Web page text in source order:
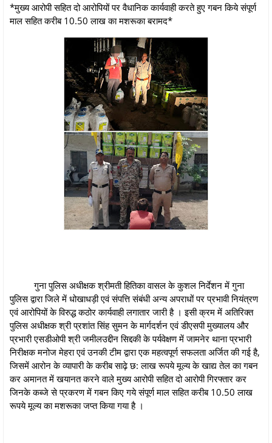
*मुख्य आरोपी सहित दो आरोपियों पर वैधानिक कार्यवाही करते हुए गबन किये संपूर्ण
माल सहित करीब 10.50 लाख का मशरूका बरामद*
गुना पुलिस अधीक्षक श्रीमती हितिका वासल के कुशल निर्देशन में गुना
पुलिस द्वारा जिले में धोखाधड़ी एवं संपत्ति संबंधी अन्य अपराधों पर प्रभावी नियंत्रण
एवं आरोपियों के विरुद्ध कठोर कार्यवाही लगातार जारी है । इसी क्रम में अतिरिक्त
पुलिस अधीक्षक श्री प्रशांत सिंह सुमन के मार्गदर्शन एवं डीएसपी मुख्यालय और
प्रभारी एसडीओपी श्री जमीलउद्दीन सिद्दकी के पर्यवेक्षण में जामनेर थाना प्रभारी
निरीक्षक मनोज मेहरा एवं उनकी टीम द्वारा एक महत्वपूर्ण सफलता अर्जित की गई है,
जिसमें आरोन के व्‍यापारी के करीब साढ़े छ: लाख रूपये मूल्य के खाद्य तेल का गबन
कर अमानत में खयानत करने वाले मुख्य आरोपी सहित दो आरोपी गिरफ्तार कर
जिनके कब्जे से प्रकरण में गबन किए गये संपूर्ण माल सहित करीब 10.50 लाख
रूपये मूल्य का मशरूका जप्त किया गया है ।